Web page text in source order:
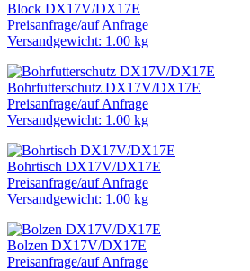
Block DX17V/DX17E
Preisanfrage/auf Anfrage
Versandgewicht: 1.00 kg
Bohrfutterschutz DX17V/DX17E
Preisanfrage/auf Anfrage
Versandgewicht: 1.00 kg
Bohrtisch DX17V/DX17E
Preisanfrage/auf Anfrage
Versandgewicht: 1.00 kg
Bolzen DX17V/DX17E
Preisanfrage/auf Anfrage